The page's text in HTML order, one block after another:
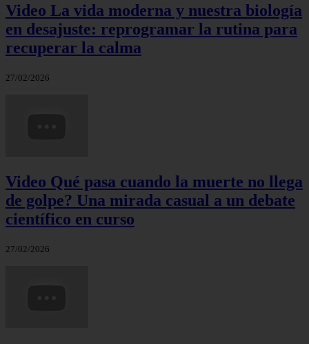
Video La vida moderna y nuestra biología
en desajuste: reprogramar la rutina para
recuperar la calma
27/02/2026
Video Qué pasa cuando la muerte no llega
de golpe? Una mirada casual a un debate
científico en curso
27/02/2026